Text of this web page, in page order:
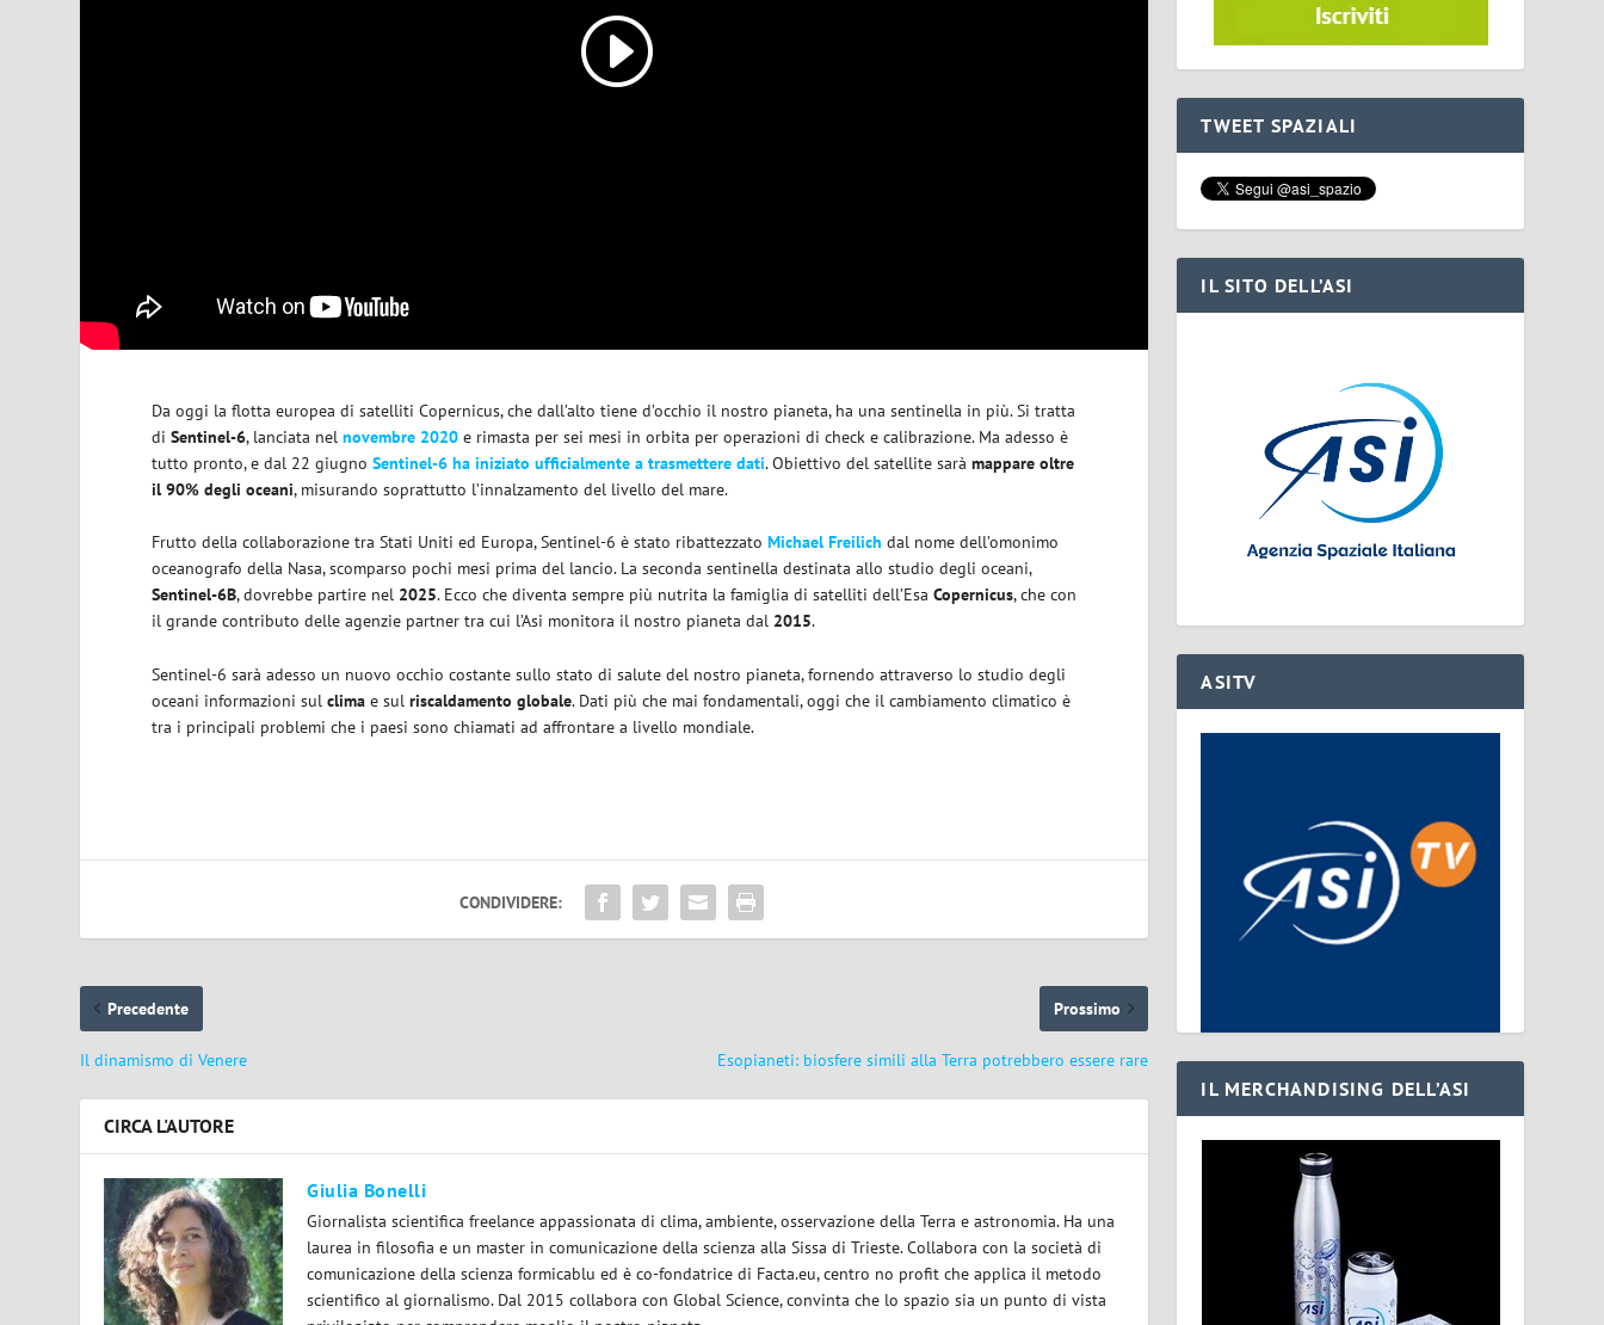
Da oggi la flotta europea di satelliti Copernicus, che dall’alto tiene d’occhio il nostro pianeta, ha una sentinella in più. Si tratta
diSentinel-6, lanciata nelnovembre 2020 e rimasta per sei mesi in orbita per operazioni di check e calibrazione. Ma adesso è
tutto pronto, e dal 22 giugnoSentinel-6 ha iniziato ufficialmente a trasmettere dati. Obiettivo del satellite saràmappare oltre
il 90% degli oceani, misurando soprattutto l’innalzamento del livello del mare.
Frutto della collaborazione tra Stati Uniti ed Europa, Sentinel-6 è stato ribattezzatoMichael Freilich dal nome dell’omonimo
oceanografo della Nasa, scomparso pochi mesi prima del lancio. La seconda sentinella destinata allo studio degli oceani,
Sentinel-6B, dovrebbe partire nel 2025. Ecco che diventa sempre più nutrita la famiglia di satelliti dell’EsaCopernicus, che con
il grande contributo delle agenzie partner tra cui l’Asi monitora il nostro pianeta dal 2015.
Sentinel-6 sarà adesso un nuovo occhio costante sullo stato di salute del nostro pianeta, fornendo attraverso lo studio degli
oceani informazioni sulclima e sulriscaldamento globale. Dati più che mai fondamentali, oggi che il cambiamento climatico è
tra i principali problemi che i paesi sono chiamati ad affrontare a livello mondiale.
CONDIVIDERE:
Precedente
Il dinamismo di Venere
Prossimo
Esopianeti: biosfere simili alla Terra potrebbero essere rare
CIRCA L'AUTORE
Giulia Bonelli
Giornalista scientifica freelance appassionata di clima, ambiente, osservazione della Terra e astronomia. Ha una
laurea in filosofia e un master in comunicazione della scienza alla Sissa di Trieste. Collabora con la società di
comunicazione della scienza formicablu ed è co-fondatrice di Facta.eu, centro no profit che applica il metodo
scientifico al giornalismo. Dal 2015 collabora con Global Science, convinta che lo spazio sia un punto di vista
TWEET SPAZIALI
IL SITO DELL’ASI
ASITV
IL MERCHANDISING DELL’ASI